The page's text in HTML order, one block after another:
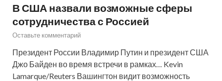
В США назвали возможные сферы
сотрудничества с Россией
Оставьте комментарий
Президент России Владимир Путин и президент США
Джо Байден во время встречи в рамках… Kevin
Lamarque/Reuters Вашингтон видит возможность